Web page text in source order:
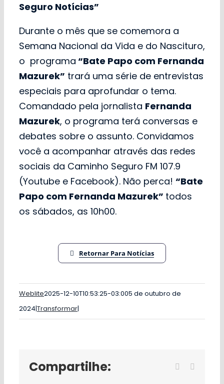
Seguro Notícias”
Durante o mês que se comemora a
Semana Nacional da Vida e do Nascituro,
o programa “Bate Papo com Fernanda
Mazurek” trará uma série de entrevistas
especiais para aprofundar o tema.
Comandado pela jornalista Fernanda
Mazurek, o programa terá conversas e
debates sobre o assunto. Convidamos
você a acompanhar através das redes
sociais da Caminho Seguro FM 107.9
(Youtube e Facebook). Não perca! “Bate
Papo com Fernanda Mazurek” todos
os sábados, as 10h00.
Retornar Para Notícias
Weblite2025-12-10T10:53:25-03:005 de outubro de
2024|Transformar|
Compartilhe: Facebook